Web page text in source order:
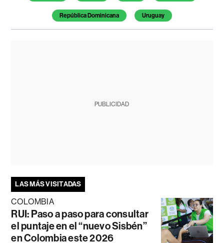
República Dominicana Uruguay
PUBLICIDAD
LAS MÁS VISITADAS
COLOMBIA
RUI: Paso a paso para consultar
el puntaje en el “nuevo Sisbén”
en Colombia este 2026